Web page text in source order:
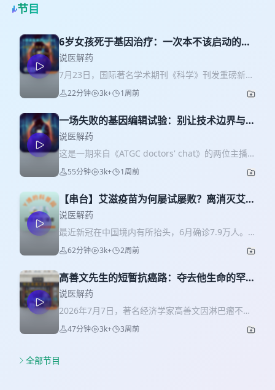
节目
6岁女孩死于基因治疗：一次本不该启动的临
床试验 Vol.81
说医解药
7月23日，国际著名学术期刊《科学》刊发重磅新闻
调查，披露2025年3月时，上海一位6岁女童“小美”
在新华医院接受试验性的基因编辑治疗后死亡。 我
战、安全性问题，分析小美的临床试验，解读为什
么这是一个从一开始就不该进行的临床试验。 这期
节目，你会听到【🎙️时间轴】： 00:00 引言 02:14
风险收益平衡的原则在临床试验里依然适用 03:41
基因治疗的两大安全风险 06:30 基因治疗的两大技
为什么能一路闯红灯？ 19:35 “小美”的故事不该被掩
盖 参考资料：
https://www.science.org/content/article/exclusive-
death-girl-chinese-gene-editing-trial-was-
never-made-public
22分钟 3k+ 1周前
一场失败的基因编辑试验：别让技术边界与监
管漏洞堵死希望之路
说医解药
这是一期来自《ATGC doctors' chat》的两位主播
雅娴&钟琇，与《说医解药》的主播叶斌的串台节
目。 2026 年 7 月《Science》联合 Retraction
受脑部 CRISPR 基因编辑研究者发起的临床试验（
IIT ）临床试验后死亡、事件被隐瞒一年多的行业悲
剧。 这起事件引发了公众广泛的讨论。我们今天的
节目不仅对整个事件进行了完整的复盘，也深入拆
解了其中的很多细节，比如 IIT 是如何运作和监管
因编辑治疗存在哪些局限性，为什么 Mei 从一开始
就不应该接受高风险基因治疗；以及在未来我应该
如何正视技术突破带来的风险。 时间轴 [00:59] 事
件全过程复盘：一场本不该发生的悲剧 [09:08] 研究
者发起的临床试验（IIT）促进了基因治疗和 CAR-T
快速发展 [21:48] 600万元的账单，谁应该为罕见病
55分钟 3k+ 1周前
【串台】艾滋疫苗为何屡试屡败？离消灭艾滋
还有多远？从福奇自传看40年抗艾史 Vol. 80
说医解药
最近新冠在中国境内有所抬头，6月确诊7.9万人。
说到新冠，在美国最著名的一位人物就是新冠大流
行期间的首席传染病学家福奇。不过福奇的一生大
病。2年前，我做客ATCG doctor's chat录了一档聊
福奇当时刚出版的自传的博客。今天在《说医解
药》里也发一下。 🎙️【时间轴】 1:32 安东尼·福
奇：一位服务过7任总统的顶级传染病医生 11:26 第
一个抗艾药物AZT: 一款抗肿瘤药的华丽转身及其引
62分钟 3k+ 2周前
高善文先生的短暂抗癌路：夺去他生命的罕见
淋巴瘤到底是什么？Vol.79
说医解药
2026年7月7日，著名经济学家高善文因淋巴瘤不幸
去世，享年55岁。高善文先生被认为是中国资本市
场上最具影响力的宏观经济分析师，他的英年早逝
47分钟 3k+ 3周前
全部节目